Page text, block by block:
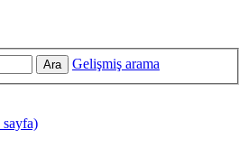
Ara
Gelişmiş arama
sayfa)